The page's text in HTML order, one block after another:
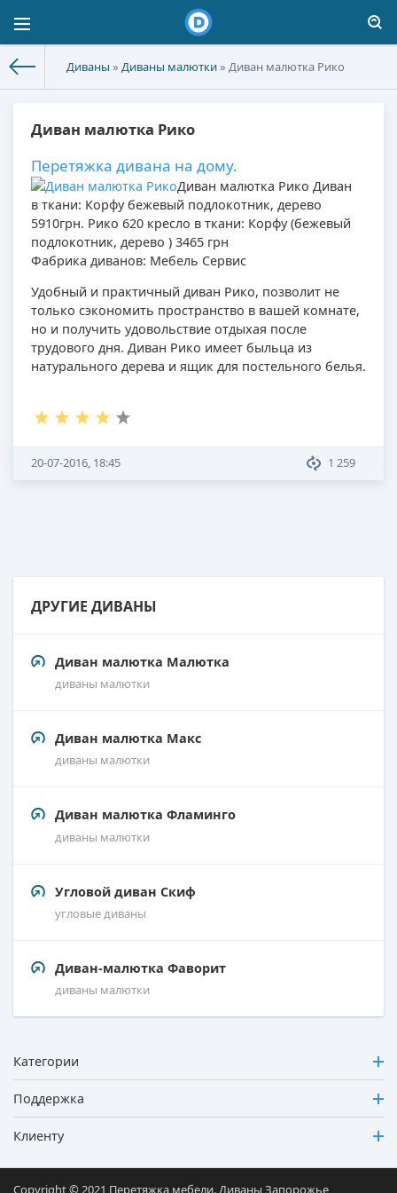
Диваны » Диваны малютки» Диван малютка Рико
Диван малютка Рико
Перетяжка дивана на дому.
Диван малютка Рико Диван
в ткани: Корфу бежевый подлокотник, дерево
5910грн. Рико 620 кресло в ткани: Корфу (бежевый
подлокотник, дерево ) 3465 грн
Фабрика диванов: Мебель Сервис
Удобный и практичный диван Рико, позволит не
только сэкономить пространство в вашей комнате,
но и получить удовольствие отдыхая после
трудового дня. Диван Рико имеет быльца из
натурального дерева и ящик для постельного белья.
1 259
20-07-2016, 18:45
ДРУГИЕ ДИВАНЫ
Диван малютка Малютка
диваны малютки
Диван малютка Макс
диваны малютки
Диван малютка Фламинго
диваны малютки
Угловой диван Скиф
угловые диваны
Диван-малютка Фаворит
диваны малютки
Категории
Поддержка
Клиенту
Copyright © 2021 Перетяжка мебели. Диваны Запорожье